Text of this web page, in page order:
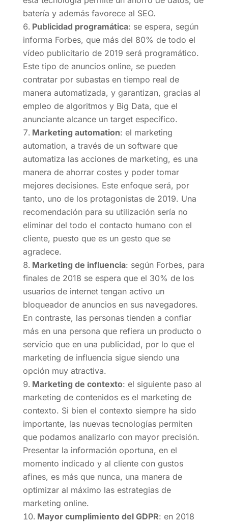
batería y además favorece al SEO.
Publicidad programática: se espera, según
informa Forbes, que más del 80% de todo el
vídeo publicitario de 2019 será programático.
Este tipo de anuncios online, se pueden
contratar por subastas en tiempo real de
manera automatizada, y garantizan, gracias al
empleo de algoritmos y Big Data, que el
anunciante alcance un target específico.
Marketing automation: el marketing
automation, a través de un software que
automatiza las acciones de marketing, es una
manera de ahorrar costes y poder tomar
mejores decisiones. Este enfoque será, por
tanto, uno de los protagonistas de 2019. Una
recomendación para su utilización sería no
eliminar del todo el contacto humano con el
cliente, puesto que es un gesto que se
agradece.
Marketing de influencia: según Forbes, para
finales de 2018 se espera que el 30% de los
usuarios de internet tengan activo un
bloqueador de anuncios en sus navegadores.
En contraste, las personas tienden a confiar
más en una persona que refiera un producto o
servicio que en una publicidad, por lo que el
marketing de influencia sigue siendo una
opción muy atractiva.
Marketing de contexto: el siguiente paso al
marketing de contenidos es el marketing de
contexto. Si bien el contexto siempre ha sido
importante, las nuevas tecnologías permiten
que podamos analizarlo con mayor precisión.
Presentar la información oportuna, en el
momento indicado y al cliente con gustos
afines, es más que nunca, una manera de
optimizar al máximo las estrategias de
marketing online.
Mayor cumplimiento del GDPR: en 2018